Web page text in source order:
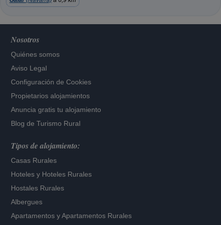
Nosotros
Quiénes somos
Aviso Legal
Configuración de Cookies
Propietarios alojamientos
Anuncia gratis tu alojamiento
Blog de Turismo Rural
Tipos de alojamiento:
Casas Rurales
Hoteles y Hoteles Rurales
Hostales Rurales
Albergues
Apartamentos yApartamentos Rurales